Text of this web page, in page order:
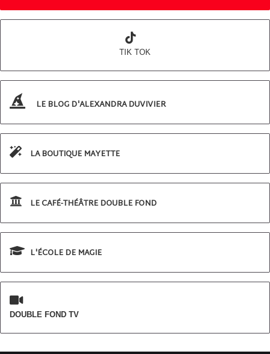
TIK TOK
LE BLOG D'ALEXANDRA DUVIVIER
LA BOUTIQUE MAYETTE
LE CAFÉ-THÉÂTRE DOUBLE FOND
L'ÉCOLE DE MAGIE
DOUBLE FOND TV